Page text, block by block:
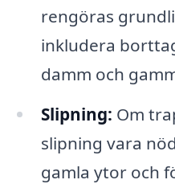
rengöras
inkludera
damm och
Slipning: Om
slipning vara
gamla ytor och